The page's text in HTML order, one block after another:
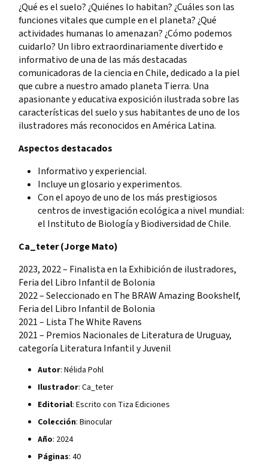
¿Qué es el suelo? ¿Quiénes lo habitan? ¿Cuáles son las
funciones vitales que cumple en el planeta? ¿Qué
actividades humanas lo amenazan? ¿Cómo podemos
cuidarlo? Un libro extraordinariamente divertido e
informativo de una de las más destacadas
comunicadoras de la ciencia en Chile, dedicado a la piel
que cubre a nuestro amado planeta Tierra. Una
apasionante y educativa exposición ilustrada sobre las
características del suelo y sus habitantes de uno de los
ilustradores más reconocidos en América Latina.
Aspectos destacados
Informativo y experiencial.
Incluye un glosario y experimentos.
Con el apoyo de uno de los más prestigiosos
centros de investigación ecológica a nivel mundial:
el Instituto de Biología y Biodiversidad de Chile.
Ca_teter (Jorge Mato)
2023, 2022 – Finalista en la Exhibición de ilustradores,
Feria del Libro Infantil de Bolonia
2022 – Seleccionado en The BRAW Amazing Bookshelf,
Feria del Libro Infantil de Bolonia
2021 – Lista The White Ravens
2021 – Premios Nacionales de Literatura de Uruguay,
categoría Literatura Infantil y Juvenil
Autor: Nélida Pohl
Ilustrador: Ca_teter
Editorial: Escrito con Tiza Ediciones
Colección: Binocular
Año: 2024
Páginas: 40